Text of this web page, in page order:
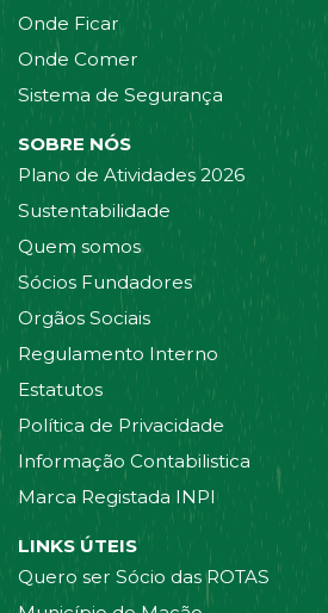
Onde Ficar
Onde Comer
Sistema de Segurança
SOBRE NÓS
Plano de Atividades 2026
Sustentabilidade
Quem somos
Sócios Fundadores
Orgãos Sociais
Regulamento Interno
Estatutos
Política de Privacidade
Informação Contabilistica
Marca Registada INPI
LINKS ÚTEIS
Quero ser Sócio das ROTAS